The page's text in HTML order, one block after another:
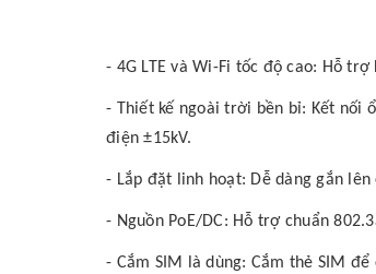
- 4G LTE và Wi-Fi tốc độ cao: Hỗ
- Thiết kế ngoài trời bền bỉ: Kết nối
điện ±15kV.
- Lắp đặt linh hoạt: Dễ dàng gắn
- Nguồn PoE/DC: Hỗ trợ chuẩn
- Cắm SIM là dùng: Cắm thẻ SIM